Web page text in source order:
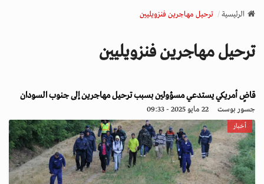
v
a
o
n
الرئيسية ترحيل مهاجرين فنزويليين
ترحيل مهاجرين فنزويليين
قاضٍ أمريكي يستدعي مسؤولين بسبب ترحيل مهاجرين إلى جنوب السودان
جسور بوست 22 مايو 2025 - 09:33
أخبار